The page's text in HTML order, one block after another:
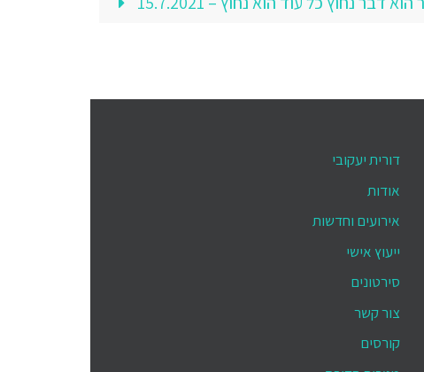
דורית יעקובי
אודות
אירועים וחדשות
ייעוץ אישי
סירטונים
צור קשר
קורסים